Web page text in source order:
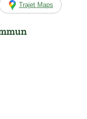
Trajet Maps